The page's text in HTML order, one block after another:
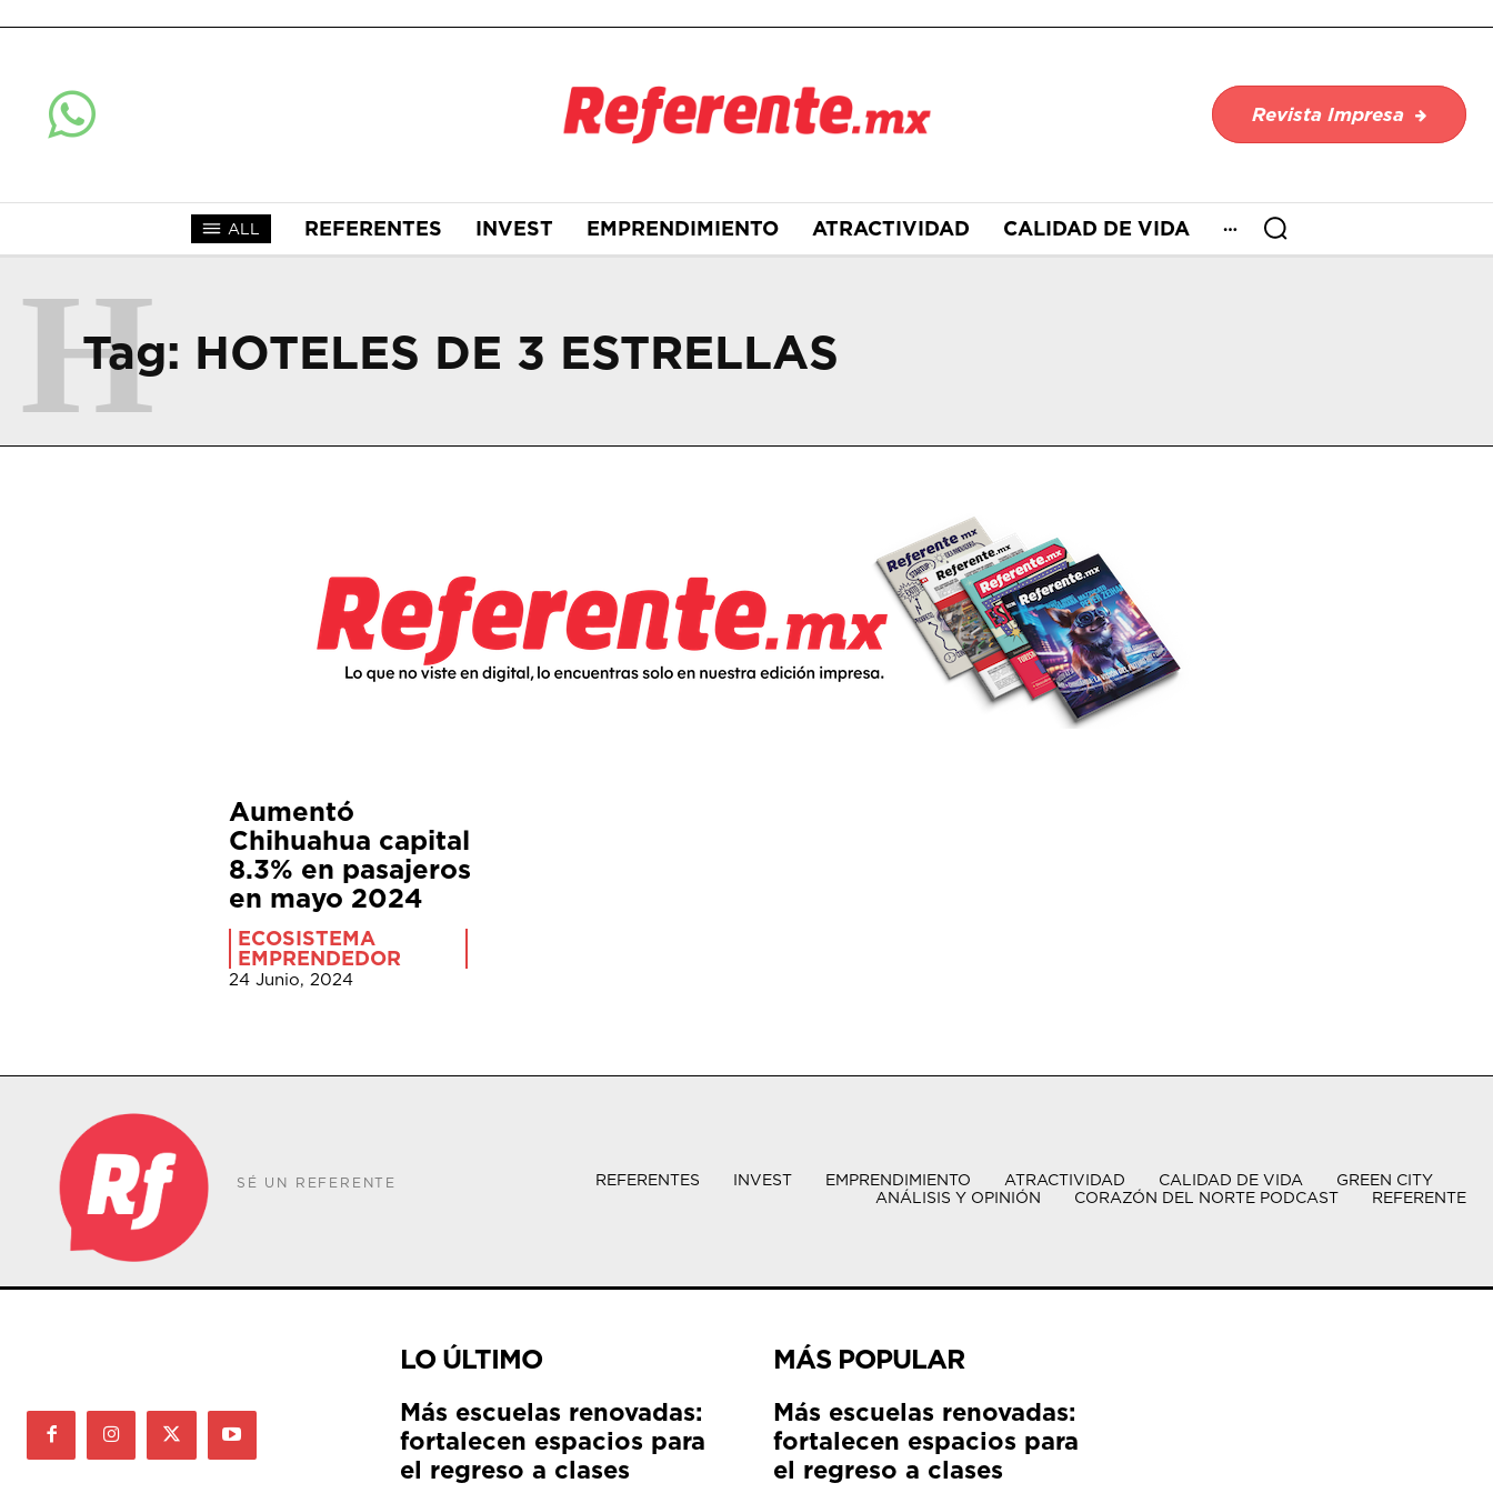
Revista Impresa
ALL REFERENTES INVEST EMPRENDIMIENTO ATRACTIVIDAD CALIDAD DE VIDA
Tag: HOTELES DE 3 ESTRELLAS
H
Aumentó
Chihuahua capital
8.3% en pasajeros
en mayo 2024
ECOSISTEMA
EMPRENDEDOR
24 Junio, 2024
SÉ UN REFERENTE REFERENTES INVEST EMPRENDIMIENTO ATRACTIVIDAD CALIDAD DE VIDA
GREEN CITY
ANÁLISIS Y OPINIÓN
CORAZÓN DEL NORTE PODCAST REFERENTE
LO ÚLTIMO
Más escuelas renovadas:
fortalecen espacios para
el regreso a clases
MÁS POPULAR
Más escuelas renovadas:
fortalecen espacios para
el regreso a clases